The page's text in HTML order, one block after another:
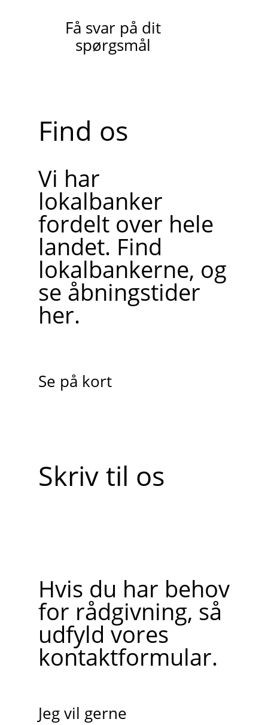
Få svar på dit
spørgsmål
Find os
Vi har
lokalbanker
fordelt over hele
landet. Find
lokalbankerne, og
se åbningstider
her.
Se på kort
Skriv til os
Hvis du har behov
for rådgivning, så
udfyld vores
kontaktformular.
Jeg vil gerne